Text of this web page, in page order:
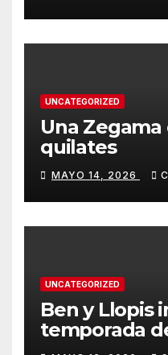
UNCATEGORIZED
Una
quilates
MAYO 14, 2026
UNCATEGORIZED
Ben y Llopis
temporada